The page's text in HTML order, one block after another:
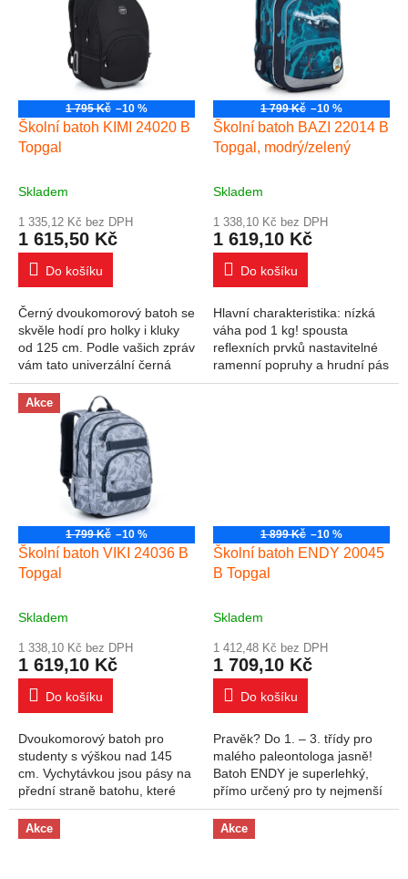
1 795 Kč –10 %
Školní batoh KIMI 24020 B
Topgal
Skladem
1 335,12 Kč bez DPH
1 615,50 Kč
Do košíku
Černý dvoukomorový batoh se
skvěle hodí pro holky i kluky
od 125 cm. Podle vašich zpráv
vám tato univerzální černá
klasika chyběla, tak tady je!
Dvoukomorový model KIMI
měří na...
1 799 Kč –10 %
Školní batoh BAZI 22014 B
Topgal, modrý/zelený
Skladem
1 338,10 Kč bez DPH
1 619,10 Kč
Do košíku
Hlavní charakteristika: nízká
váha pod 1 kg! spousta
reflexních prvků nastavitelné
ramenní popruhy a hrudní pás
pevná lisovaná záda Malí letci
Akce
1 799 Kč –10 %
Školní batoh VIKI 24036 B
Topgal
Skladem
1 338,10 Kč bez DPH
1 619,10 Kč
Do košíku
Dvoukomorový batoh pro
studenty s výškou nad 145
cm. Vychytávkou jsou pásy na
přední straně batohu, které
díky suchému zipu skvěle
udrží například helmu na kolo.
Objemný...
1 899 Kč –10 %
Školní batoh ENDY 20045
B Topgal
Skladem
1 412,48 Kč bez DPH
1 709,10 Kč
Do košíku
Pravěk? Do 1. – 3. třídy pro
malého paleontologa jasně!
Batoh ENDY je superlehký,
přímo určený pro ty nejmenší
badatele. dvě komory a velká
přední kapsa pevná lisovaná
záda...
Akce Akce